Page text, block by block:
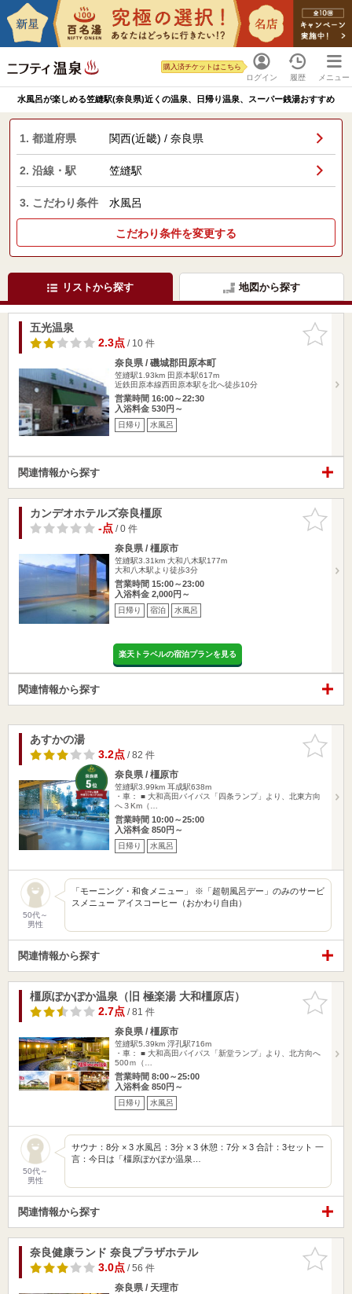
ログイン
購入済チケットはこちら
履歴 メニュー
水風呂が楽しめる笠縫駅(奈良県)近くの温泉、日帰り温泉、スーパー銭湯おすすめ
1. 都道府県 関西(近畿) / 奈良県
2. 沿線・駅 笠縫駅
3. こだわり条件 水風呂
こだわり条件を変更する
リストから探す 地図から探す
お気に入
りに追加
五光温泉
2.3点/ 10 件
奈良県 / 磯城郡田原本町
笠縫駅1.93km 田原本駅617m
近鉄田原本線西田原本駅を北へ徒歩10分
営業時間 16:00～22:30
入浴料金 530円～
日帰り 水風呂
関連情報から探す
お気に入
りに追加
カンデオホテルズ奈良橿原
-点/ 0 件
奈良県 / 橿原市
笠縫駅3.31km 大和八木駅177m
大和八木駅より徒歩3分
営業時間 15:00～23:00
入浴料金 2,000円～
日帰り 宿泊 水風呂
楽天トラベルの宿泊プランを見る
関連情報から探す
お気に入
りに追加
あすかの湯
3.2点/ 82 件
奈良県 / 橿原市
笠縫駅3.99km 耳成駅638m
・車： ■ 大和高田バイパス「四条ランプ」より、北東方向
へ３Km（…
営業時間 10:00～25:00
入浴料金 850円～
日帰り 水風呂
50代～
男性
「モーニング・和食メニュー」 ※「超朝風呂デー」のみのサービ
スメニュー アイスコーヒー（おかわり自由）
関連情報から探す
お気に入
りに追加
橿原ぽかぽか温泉（旧 極楽湯 大和橿原店）
2.7点/ 81 件
奈良県 / 橿原市
笠縫駅5.39km 浮孔駅716m
・車： ■ 大和高田バイパス「新堂ランプ」より、北方向へ
500ｍ（…
営業時間 8:00～25:00
入浴料金 850円～
日帰り 水風呂
50代～
男性
サウナ：8分 × 3 水風呂：3分 × 3 休憩：7分 × 3 合計：3セット 一
言：今日は「橿原ぽかぽか温泉…
関連情報から探す
お気に入
りに追加
奈良健康ランド 奈良プラザホテル
3.0点/ 56 件
奈良県 / 天理市